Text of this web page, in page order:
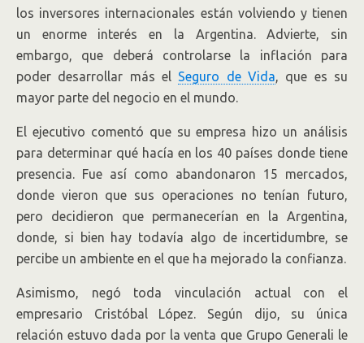
los inversores internacionales están volviendo y tienen
un enorme interés en la Argentina. Advierte, sin
embargo, que deberá controlarse la inflación para
poder desarrollar más el Seguro de Vida, que es su
mayor parte del negocio en el mundo.
El ejecutivo comentó que su empresa hizo un análisis
para determinar qué hacía en los 40 países donde tiene
presencia. Fue así como abandonaron 15 mercados,
donde vieron que sus operaciones no tenían futuro,
pero decidieron que permanecerían en la Argentina,
donde, si bien hay todavía algo de incertidumbre, se
percibe un ambiente en el que ha mejorado la confianza.
Asimismo, negó toda vinculación actual con el
empresario Cristóbal López. Según dijo, su única
relación estuvo dada por la venta que Grupo Generali le